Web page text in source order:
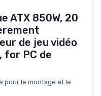
ATX 850W, 20
de jeu vidéo
for PC de
pour le montage et le